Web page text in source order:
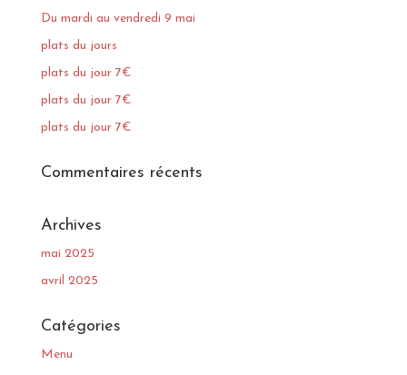
Du mardi au vendredi 9 mai
plats du jours
plats du jour 7€
plats du jour 7€
plats du jour 7€
Commentaires récents
Archives
mai 2025
avril 2025
Catégories
Menu